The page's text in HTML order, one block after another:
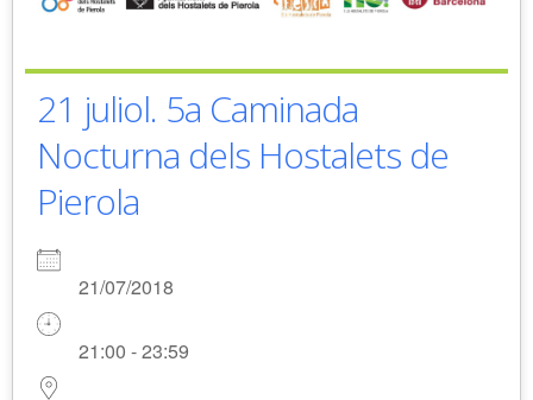
21 juliol. 5a Caminada
Nocturna dels Hostalets de
Pierola
21/07/2018
21:00 - 23:59